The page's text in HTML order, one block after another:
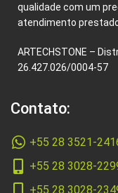
qualidade com um
atendimento
ARTECHSTONE –
26.427.026/0004-57
Contato:
+55 28 3521-
+55 28 3028-
+55 28 3028-